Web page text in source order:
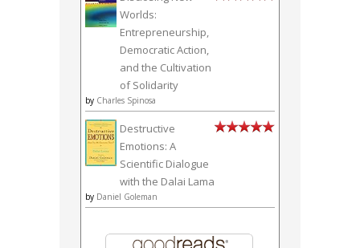
Worlds:
Entrepreneurship,
Democratic Action,
and the Cultivation
of Solidarity
by Charles Spinosa
Destructive
Emotions: A
Scientific Dialogue
with the Dalai Lama
by Daniel Goleman